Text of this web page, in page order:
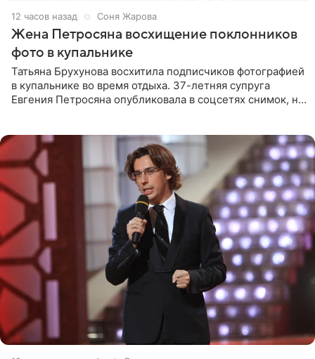
12 часов назад Соня Жарова
Жена Петросяна восхищение поклонников
фото в купальнике
Татьяна Брухунова восхитила подписчиков фотографией
в купальнике во время отдыха. 37-летняя супруга
Евгения Петросяна опубликовала в соцсетях снимок, на